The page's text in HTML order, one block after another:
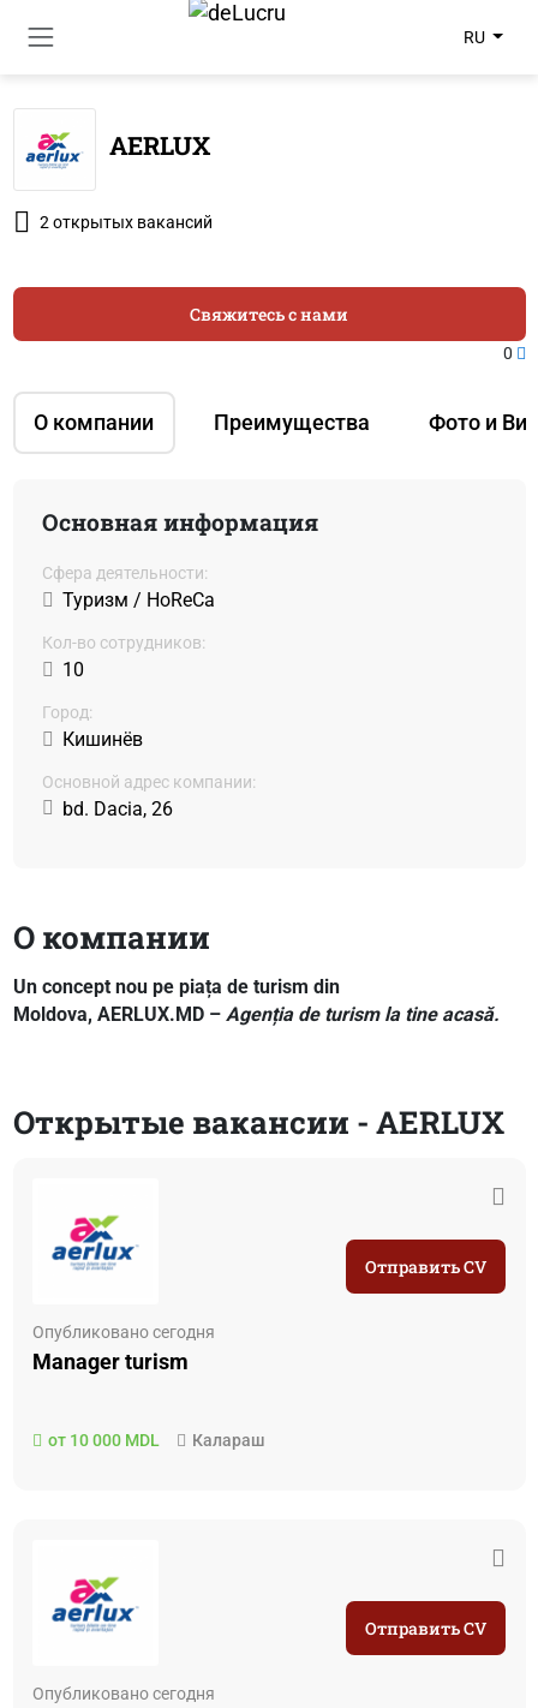
RU
AERLUX
2 открытых вакансий
О компании Преимущества Фото и
Свяжитесь с нами
0
Основная информация
Сфера деятельности:
Туризм / HoReCa
Кол-во сотрудников:
10
Город:
Кишинёв
Основной адрес компании:
bd. Dacia, 26
О компании
Un concept nou pe piața de turism din
Moldova, AERLUX.MD – Agenția de turism la tine acasă.
Открытые вакансии - AERLUX
Опубликовано сегодня
Manager turism
от 10 000 MDL Калараш
Отправить CV
Опубликовано сегодня
Отправить CV